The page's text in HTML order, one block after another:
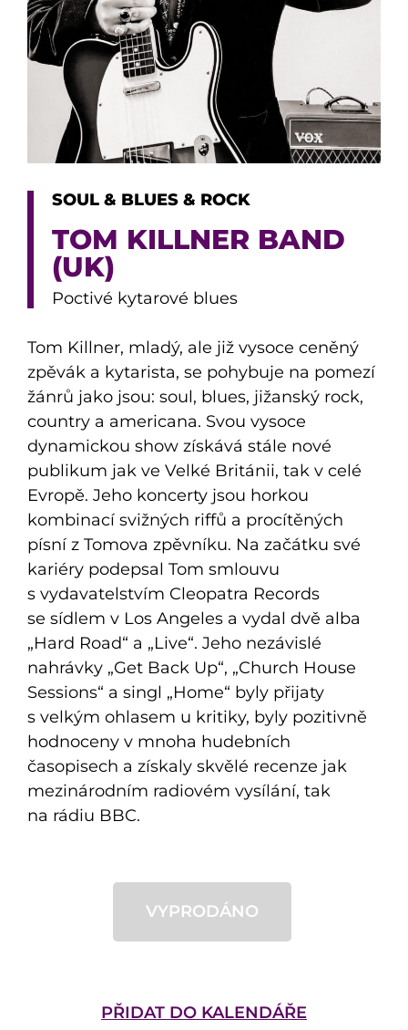
SOUL & BLUES & ROCK
TOM KILLNER BAND
(UK)
Poctivé kytarové blues
Tom Killner, mladý, ale již vysoce ceněný
zpěvák a kytarista, se pohybuje na pomezí
žánrů jako jsou: soul, blues, jižanský rock,
country a americana. Svou vysoce
dynamickou show získává stále nové
publikum jak ve Velké Británii, tak v celé
Evropě. Jeho koncerty jsou horkou
kombinací svižných riffů a procítěných
písní z Tomova zpěvníku. Na začátku své
kariéry podepsal Tom smlouvu
s vydavatelstvím Cleopatra Records
se sídlem v Los Angeles a vydal dvě alba
„Hard Road“ a „Live“. Jeho nezávislé
nahrávky „Get Back Up“, „Church House
Sessions“ a singl „Home“ byly přijaty
s velkým ohlasem u kritiky, byly pozitivně
hodnoceny v mnoha hudebních
časopisech a získaly skvělé recenze jak
mezinárodním radiovém vysílání, tak
na rádiu BBC.
VYPRODÁNO
PŘIDAT DO KALENDÁŘE